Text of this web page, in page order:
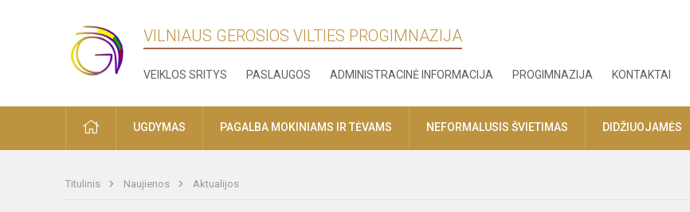
VILNIAUS GEROSIOS VILTIES PROGIMNAZIJA
VEIKLOS SRITYS PASLAUGOS ADMINISTRACINĖ INFORMACIJA PROGIMNAZIJA KONTAKTAI
PRADŽIAUGDYMAS PAGALBA MOKINIAMS IR TĖVAMS NEFORMALUSIS ŠVIETIMAS DIDŽIUOJAMĖS
Titulinis Naujienos Aktualijos